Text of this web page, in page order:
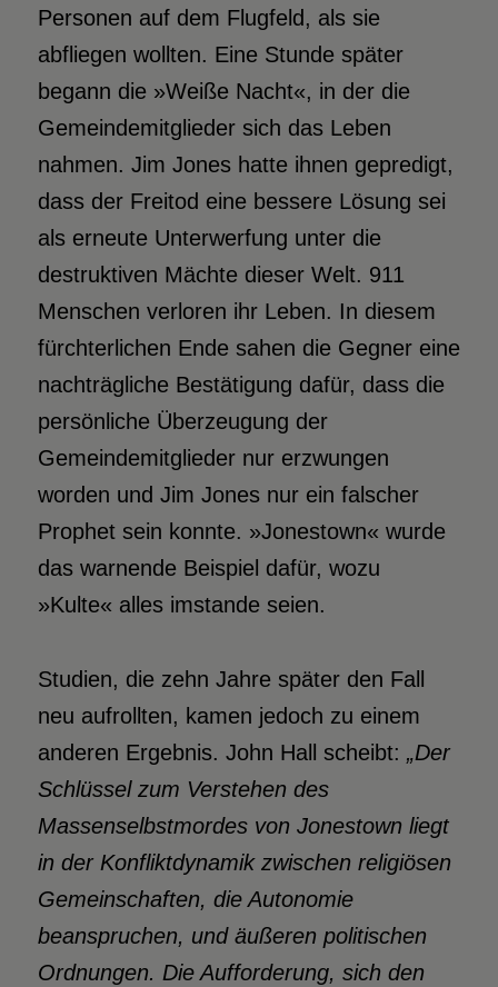
Personen auf dem Flugfeld, als sie
abfliegen wollten. Eine Stunde später
begann die »Weiße Nacht«, in der die
Gemeindemitglieder sich das Leben
nahmen. Jim Jones hatte ihnen gepredigt,
dass der Freitod eine bessere Lösung sei
als erneute Unterwerfung unter die
destruktiven Mächte dieser Welt. 911
Menschen verloren ihr Leben. In diesem
fürchterlichen Ende sahen die Gegner eine
nachträgliche Bestätigung dafür, dass die
persönliche Überzeugung der
Gemeindemitglieder nur erzwungen
worden und Jim Jones nur ein falscher
Prophet sein konnte. »Jonestown« wurde
das warnende Beispiel dafür, wozu
»Kulte« alles imstande seien.
Studien, die zehn Jahre später den Fall
neu aufrollten, kamen jedoch zu einem
anderen Ergebnis. John Hall scheibt: „Der
Schlüssel zum Verstehen des
Massenselbstmordes von Jonestown liegt
in der Konfliktdynamik zwischen religiösen
Gemeinschaften, die Autonomie
beanspruchen, und äußeren politischen
Ordnungen. Die Aufforderung, sich den